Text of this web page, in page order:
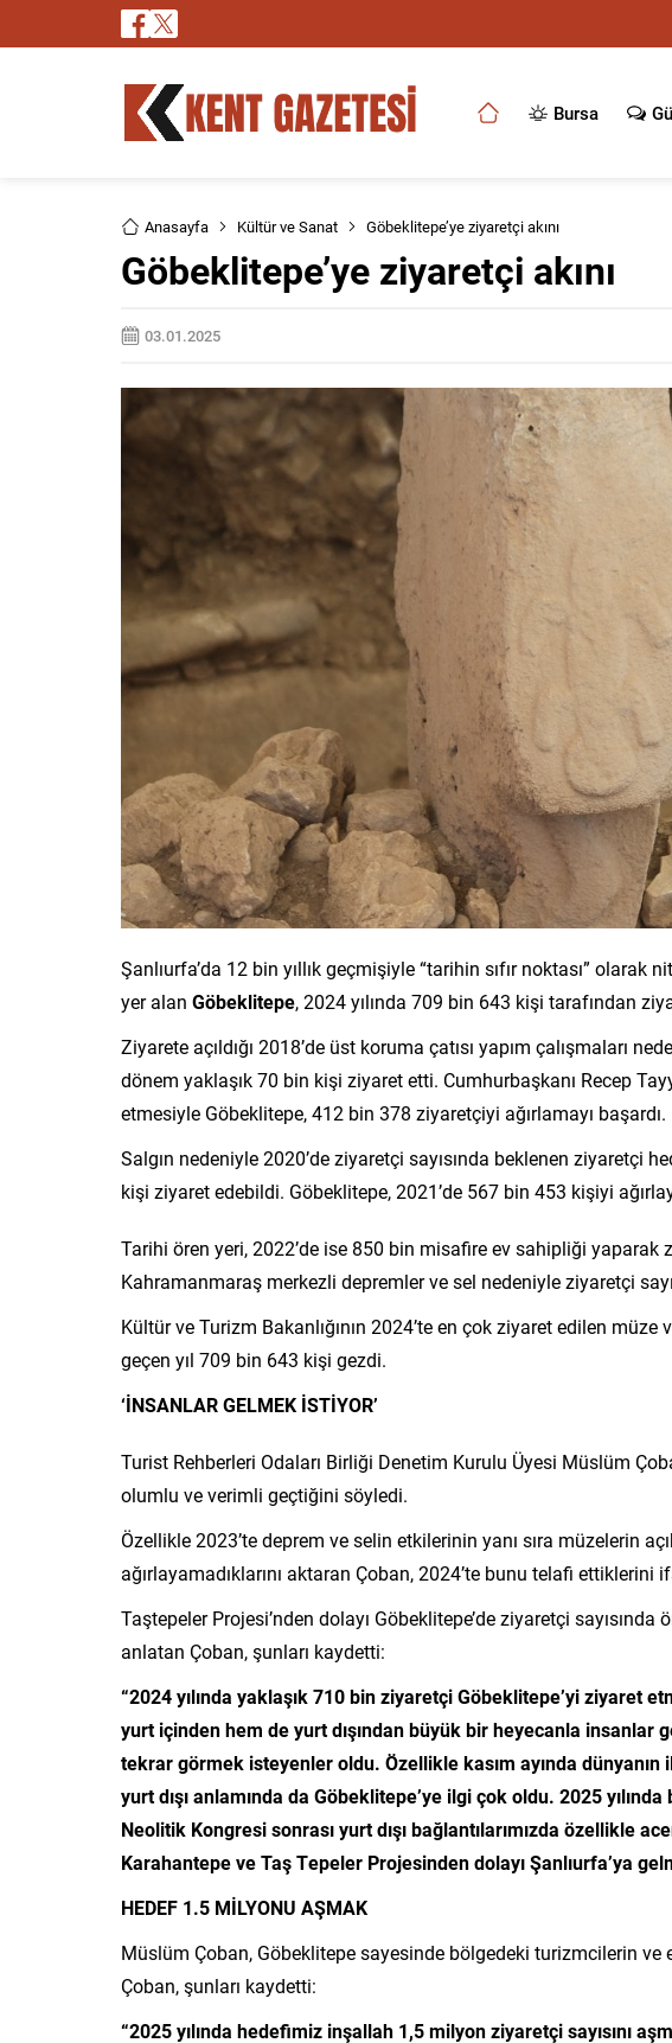
Bursa
Anasayfa Kültür ve Sanat Göbeklitepe’ye ziyaretçi akını
Göbeklitepe’ye ziyaretçi akını
03.01.2025
Şanlıurfa’da 12 bin yıllık geçmişiyle “tarihin sıfır noktası” olarak
yer alan Göbeklitepe, 2024 yılında 709 bin 643 kişi tarafından
Ziyarete açıldığı 2018’de üst koruma çatısı yapım çalışmaları
dönem yaklaşık 70 bin kişi ziyaret etti. Cumhurbaşkanı Recep
etmesiyle Göbeklitepe, 412 bin 378 ziyaretçiyi ağırlamayı başardı.
Salgın nedeniyle 2020’de ziyaretçi sayısında beklenen ziyaretçi
kişi ziyaret edebildi. Göbeklitepe, 2021’de 567 bin 453 kişiyi
Tarihi ören yeri, 2022’de ise 850 bin misafire ev sahipliği yaparak
Kahramanmaraş merkezli depremler ve sel nedeniyle ziyaretçi
Kültür ve Turizm Bakanlığının 2024’te en çok ziyaret edilen
geçen yıl 709 bin 643 kişi gezdi.
‘İNSANLAR GELMEK İSTİYOR’
Turist Rehberleri Odaları Birliği Denetim Kurulu Üyesi Müslüm
olumlu ve verimli geçtiğini söyledi.
Özellikle 2023’te deprem ve selin etkilerinin yanı sıra müzelerin
ağırlayamadıklarını aktaran Çoban, 2024’te bunu telafi ettiklerini
Taştepeler Projesi’nden dolayı Göbeklitepe’de ziyaretçi
anlatan Çoban, şunları kaydetti:
“2024 yılında yaklaşık 710 bin ziyaretçi Göbeklitepe’yi ziyaret
yurt içinden hem de yurt dışından büyük bir heyecanla
tekrar görmek isteyenler oldu. Özellikle kasım ayında dünyanın
yurt dışı anlamında da Göbeklitepe’ye ilgi çok oldu. 2025
Neolitik Kongresi sonrası yurt dışı bağlantılarımızda özellikle
Karahantepe ve Taş Tepeler Projesinden dolayı Şanlıurfa’ya
HEDEF 1.5 MİLYONU AŞMAK
Müslüm Çoban, Göbeklitepe sayesinde bölgedeki turizmcilerin
Çoban, şunları kaydetti:
“2025 yılında hedefimiz inşallah 1,5 milyon ziyaretçi sayısını